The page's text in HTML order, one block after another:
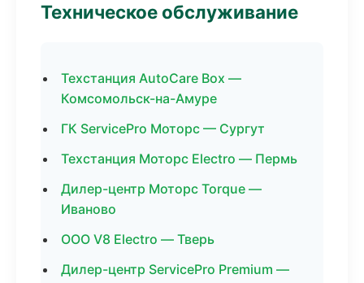
Техническое обслуживание
Техстанция AutoCare Box —
Комсомольск-на-Амуре
ГК ServicePro Моторс — Сургут
Техстанция Моторс Electro — Пермь
Дилер-центр Моторс Torque —
Иваново
ООО V8 Electro — Тверь
Дилер-центр ServicePro Premium —